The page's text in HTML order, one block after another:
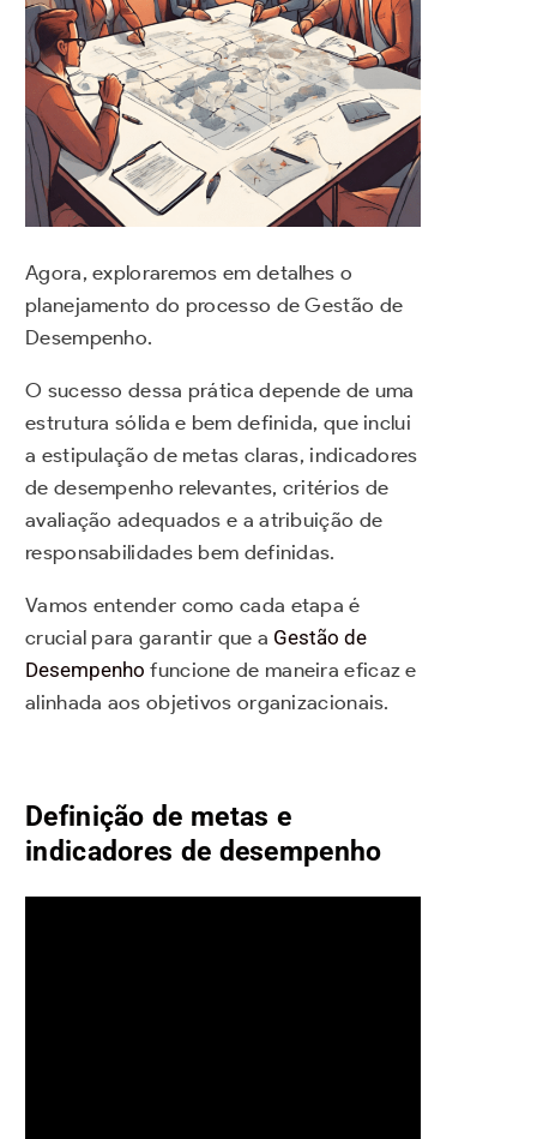
Agora, exploraremos em detalhes o
planejamento do processo de Gestão de
Desempenho.
O sucesso dessa prática depende de uma
estrutura sólida e bem definida, que inclui
a estipulação de metas claras, indicadores
de desempenho relevantes, critérios de
avaliação adequados e a atribuição de
responsabilidades bem definidas.
Vamos entender como cada etapa é
crucial para garantir que a Gestão de
Desempenho funcione de maneira eficaz e
alinhada aos objetivos organizacionais.
Definição de metas e
indicadores de desempenho